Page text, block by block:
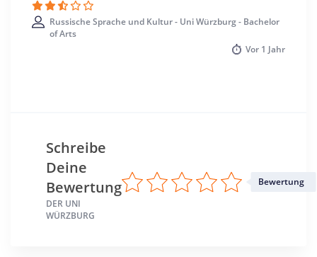
Russische Sprache und Kultur - Uni Würzburg - Bachelor
of Arts
Vor 1 Jahr
Schreibe
Deine
Bewertung
DER UNI
WÜRZBURG
Bewertung